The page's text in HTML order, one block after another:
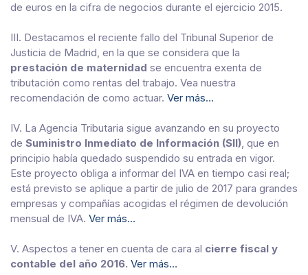
de euros en la cifra de negocios durante el ejercicio 2015.
III. Destacamos el reciente fallo del Tribunal Superior de
Justicia de Madrid, en la que se considera que la
prestación de maternidad se encuentra exenta de
tributación como rentas del trabajo. Vea nuestra
recomendación de como actuar. Ver más…
IV. La Agencia Tributaria sigue avanzando en su proyecto
de Suministro Inmediato de Información (SII), que en
principio había quedado suspendido su entrada en vigor.
Este proyecto obliga a informar del IVA en tiempo casi real;
está previsto se aplique a partir de julio de 2017 para grandes
empresas y compañías acogidas el régimen de devolución
mensual de IVA. Ver más…
V. Aspectos a tener en cuenta de cara al cierre fiscal y
contable del año 2016. Ver más…